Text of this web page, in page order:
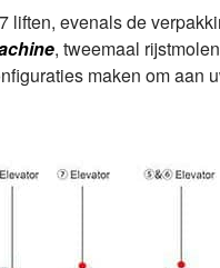
liften, evenals de
, tweemaal
maken om aan